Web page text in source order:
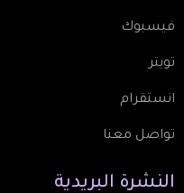
فيسبوك
تويتر
انستقرام
تواصل معنا
النشرة البريدية